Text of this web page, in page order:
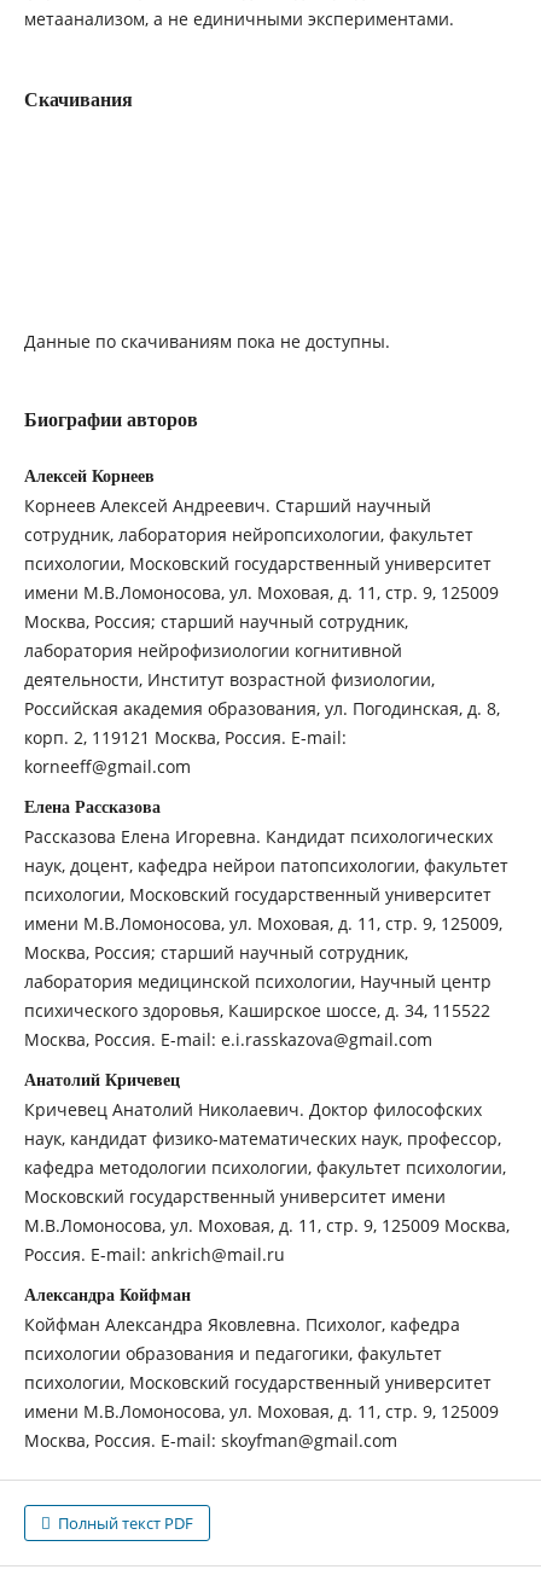
метаанализом, а не единичными экспериментами.
Скачивания
Данные по скачиваниям пока не доступны.
Биографии авторов
Алексей Корнеев
Корнеев Алексей Андреевич. Старший научный
сотрудник, лаборатория нейропсихологии, факультет
психологии, Московский государственный университет
имени М.В.Ломоносова, ул. Моховая, д. 11, стр. 9, 125009
Москва, Россия; старший научный сотрудник,
лаборатория нейрофизиологии когнитивной
деятельности, Институт возрастной физиологии,
Российская академия образования, ул. Погодинская, д. 8,
корп. 2, 119121 Москва, Россия. E-mail:
korneeff@gmail.com
Елена Рассказова
Рассказова Елена Игоревна. Кандидат психологических
наук, доцент, кафедра нейрои патопсихологии, факультет
психологии, Московский государственный университет
имени М.В.Ломоносова, ул. Моховая, д. 11, стр. 9, 125009,
Москва, Россия; старший научный сотрудник,
лаборатория медицинской психологии, Научный центр
психического здоровья, Каширское шоссе, д. 34, 115522
Москва, Россия. E-mail: e.i.rasskazova@gmail.com
Анатолий Кричевец
Кричевец Анатолий Николаевич. Доктор философских
наук, кандидат физико-математических наук, профессор,
кафедра методологии психологии, факультет психологии,
Московский государственный университет имени
М.В.Ломоносова, ул. Моховая, д. 11, стр. 9, 125009 Москва,
Россия. E-mail: ankrich@mail.ru
Александра Койфман
Койфман Александра Яковлевна. Психолог, кафедра
психологии образования и педагогики, факультет
психологии, Московский государственный университет
имени М.В.Ломоносова, ул. Моховая, д. 11, стр. 9, 125009
Москва, Россия. E-mail: skoyfman@gmail.com
Полный текст PDF